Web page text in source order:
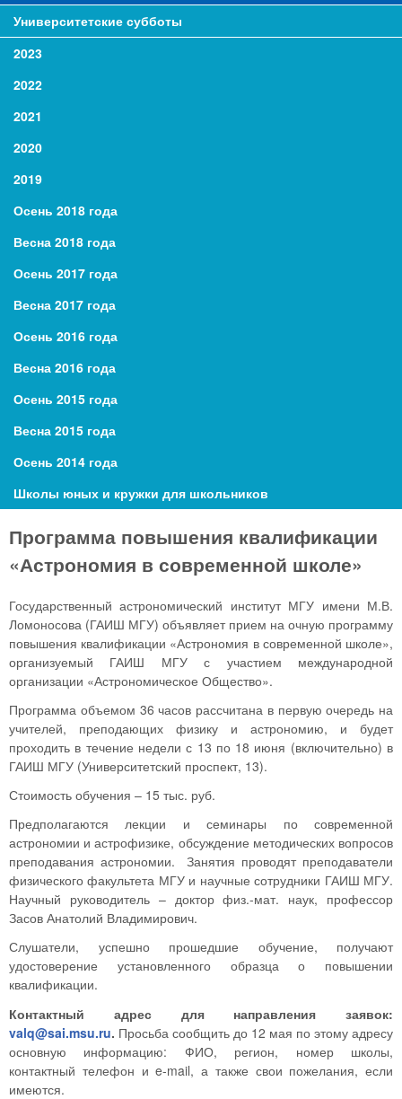
Университетские субботы
2023
2022
2021
2020
2019
Осень 2018 года
Весна 2018 года
Осень 2017 года
Весна 2017 года
Осень 2016 года
Весна 2016 года
Осень 2015 года
Весна 2015 года
Осень 2014 года
Школы юных и кружки для школьников
Программа повышения квалификации
«Астрономия в современной школе»
Государственный астрономический институт МГУ имени М.В.
Ломоносова (ГАИШ МГУ) объявляет прием на очную программу
повышения квалификации «Астрономия в современной школе»,
организуемый ГАИШ МГУ с участием международной
организации «Астрономическое Общество».
Программа объемом 36 часов рассчитана в первую очередь на
учителей, преподающих физику и астрономию, и будет
проходить в течение недели с 13 по 18 июня (включительно) в
ГАИШ МГУ (Университетский проспект, 13).
Стоимость обучения – 15 тыс. руб.
Предполагаются лекции и семинары по современной
астрономии и астрофизике, обсуждение методических вопросов
преподавания астрономии. Занятия проводят преподаватели
физического факультета МГУ и научные сотрудники ГАИШ МГУ.
Научный руководитель – доктор физ.-мат. наук, профессор
Засов Анатолий Владимирович.
Слушатели, успешно прошедшие обучение, получают
удостоверение установленного образца о повышении
квалификации.
Контактный адрес для направления заявок:
valq@sai.msu.ru. Просьба сообщить до 12 мая по этому адресу
основную информацию: ФИО, регион, номер школы,
контактный телефон и e-mail, а также свои пожелания, если
имеются.